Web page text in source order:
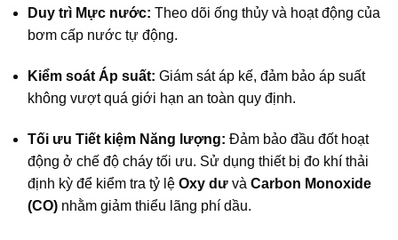
Duy trì Mực nước: Theo dõi ống thủy và hoạt động của
bơm cấp nước tự động.
Kiểm soát Áp suất: Giám sát áp kế, đảm bảo áp suất
không vượt quá giới hạn an toàn quy định.
Tối ưu Tiết kiệm Năng lượng: Đảm bảo đầu đốt hoạt
động ở chế độ cháy tối ưu. Sử dụng thiết bị đo khí thải
định kỳ để kiểm tra tỷ lệ Oxy dưvà Carbon Monoxide
(CO)nhằm giảm thiểu lãng phí dầu.